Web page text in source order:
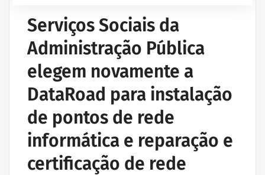
PARA EMPRESAS
EMPRESA ASSISTÊNCIA INFORMÁTICA | SERVIÇOS
INFORMÁTICA
INSTALAÇÃO CABLAGEM DE REDE
MANUTENÇÃO INFORMÁTICA EMPRESAS
REDE ESTRUTURADA INFORMÁTICA
Serviços Sociais da
Administração Pública
elegem novamente a
DataRoad para instalação
de pontos de rede
informática e reparação e
certificação de rede